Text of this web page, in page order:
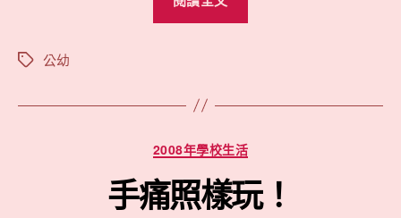
標
公幼
分
類
2008年學校生活
手痛照樣玩！